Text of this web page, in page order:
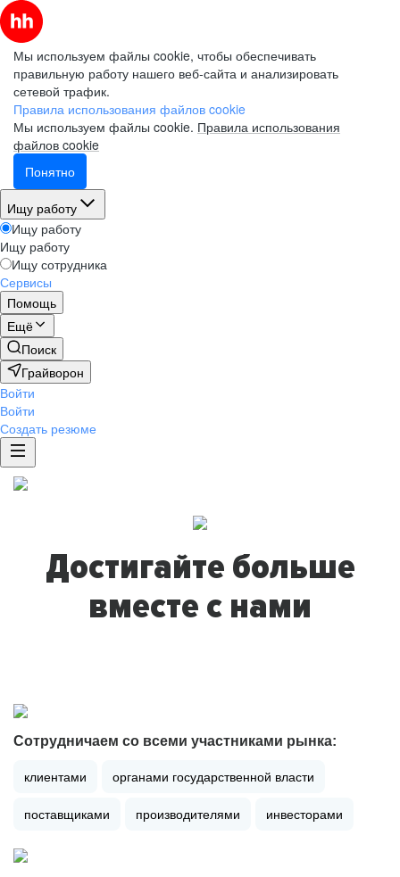
Мы используем файлы cookie, чтобы обеспечивать
правильную работу нашего веб-сайта и анализировать
сетевой трафик.
Правила использования файлов cookie
Мы используем файлы cookie. Правила использования
файлов cookie
Понятно
Ищу работу
Ищу работу
Ищу работу
Ищу сотрудника
Сервисы
Помощь
Ещё
Поиск
Грайворон
Войти
Войти
Создать резюме
Достигайте больше
вместе с нами
Сотрудничаем со всеми участниками рынка:
клиентами органами государственной власти
поставщиками производителями инвесторами